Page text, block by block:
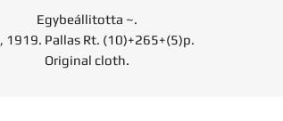
Egybeállitotta ~.
1919. Pallas Rt. (10)+265+(5)p.
Original cloth.